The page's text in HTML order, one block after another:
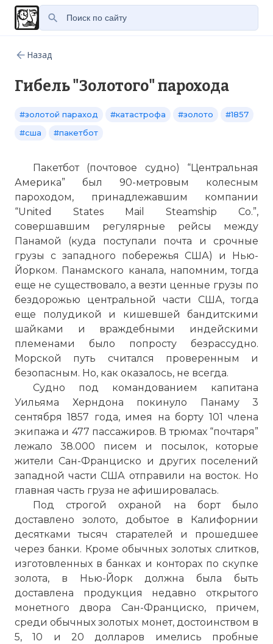
Назад
Гибель "Золотого" парохода
#золотой параход #катастрофа #золото
#1857
#сша
#пакетбот
Пакетбот (почтовое судно) “Центральная
Америка” был 90-метровым колесным
пароходом, принадлежавшим компании
“United States Mail Steamship Co.”,
совершавшим регулярные рейсы между
Панамой (куда поступали почта и срочные
грузы с западного побережья США) и Нью-
Йорком. Панамского канала, напомним, тогда
еще не существовало, а везти ценные грузы по
бездорожью центральной части США, тогда
еще полудикой и кишевшей бандитскими
шайками и враждебными индейскими
племенами было попросту безрассудно.
Морской путь считался проверенным и
безопасным. Но, как оказалось, не всегда.
Судно под командованием капитана
Уильяма Херндона покинуло Панаму 3
сентября 1857 года, имея на борту 101 члена
экипажа и 477 пассажиров. В трюмах “почтаря”
лежало 38.000 писем и посылок, которые
жители Сан-Франциско и других поселений
западной части США отправили на восток. Но
главная часть груза не афишировалась.
Под строгой охраной на борт было
доставлено золото, добытое в Калифорнии
десятками тысяч старателей и прошедшее
через банки. Кроме обычных золотых слитков,
изготовленных в банках и конторах по скупке
золота, в Нью-Йорк должна была быть
доставлена продукция недавно открытого
монетного двора Сан-Франциско, причем,
среди обычных золотых монет, достоинством в
5, 10 и 20 долларов имелись пробные